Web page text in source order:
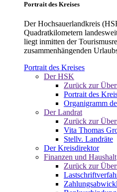
Portrait des Kreises
Der Hochsauerlandkreis
Quadratkilometern
liegt inmitten der
zusammenhängenden
Portrait des Kreises
Der HSK
Zurück zur
Portrait des
Organigramm
Der Landrat
Zurück zur
Vita Thomas
Stellv. Landräte
Der Kreisdirektor
Finanzen und Haushalt
Zurück zur